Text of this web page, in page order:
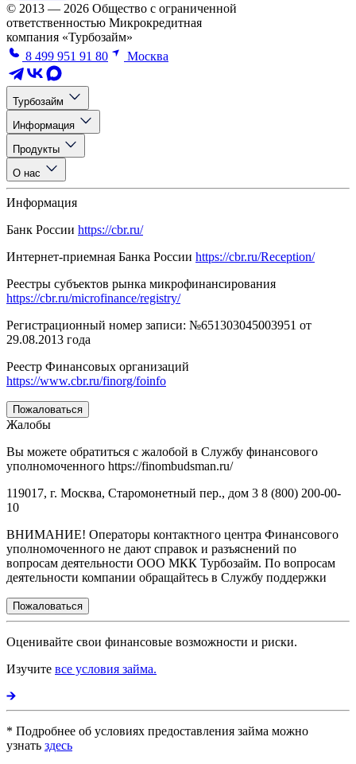
© 2013 — 2026 Общество с ограниченной
ответственностью Микрокредитная
компания «Турбозайм»
8 499 951 91 80
Москва
Турбозайм
Информация
Продукты
О нас
Информация
Банк России https://cbr.ru/
Интернет-приемная Банка России https://cbr.ru/Reception/
Реестры субъектов рынка микрофинансирования
https://cbr.ru/microfinance/registry/
Регистрационный номер записи: №651303045003951 от
29.08.2013 года
Реестр Финансовых организаций
https://www.cbr.ru/finorg/foinfo
Пожаловаться
Жалобы
Вы можете обратиться с жалобой в Службу финансового
уполномоченного https://finombudsman.ru/
119017, г. Москва, Старомонетный пер., дом 3 8 (800) 200-00-
10
ВНИМАНИЕ! Операторы контактного центра Финансового
уполномоченного не дают справок и разъяснений по
вопросам деятельности ООО МКК Турбозайм. По вопросам
деятельности компании обращайтесь в Службу поддержки
Пожаловаться
Оценивайте свои финансовые возможности и риски.
Изучите все условия займа.
* Подробнее об условиях предоставления займа можно
узнать здесь